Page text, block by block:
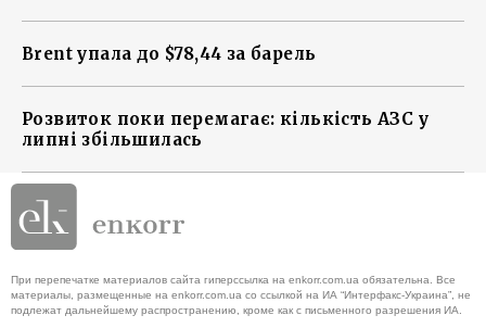
Brent упала до $78,44 за барель
Розвиток поки перемагає: кількість АЗС у
липні збільшилась
При перепечатке материалов сайта гиперссылка на enkorr.com.ua обязательна. Все
материалы, размещенные на enkorr.com.ua со ссылкой на ИА “Интерфакс-Украина”, не
подлежат дальнейшему распространению, кроме как с письменного разрешения ИА.